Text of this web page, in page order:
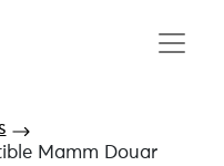
Mamm Douar